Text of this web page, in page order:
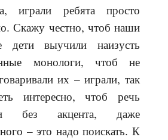
играли ребята просто
Скажу честно, чтоб наши
дети выучили наизусть
монологи, чтоб не
их – играли, так
интересно, чтоб речь
без акцента, даже
– это надо поискать. К